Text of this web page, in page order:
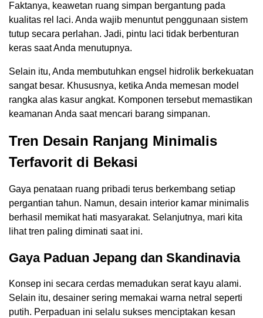
Faktanya, keawetan ruang simpan bergantung pada
kualitas rel laci. Anda wajib menuntut penggunaan sistem
tutup secara perlahan. Jadi, pintu laci tidak berbenturan
keras saat Anda menutupnya.
Selain itu, Anda membutuhkan engsel hidrolik berkekuatan
sangat besar. Khususnya, ketika Anda memesan model
rangka alas kasur angkat. Komponen tersebut memastikan
keamanan Anda saat mencari barang simpanan.
Tren Desain Ranjang Minimalis
Terfavorit di Bekasi
Gaya penataan ruang pribadi terus berkembang setiap
pergantian tahun. Namun, desain interior kamar minimalis
berhasil memikat hati masyarakat. Selanjutnya, mari kita
lihat tren paling diminati saat ini.
Gaya Paduan Jepang dan Skandinavia
Konsep ini secara cerdas memadukan serat kayu alami.
Selain itu, desainer sering memakai warna netral seperti
putih. Perpaduan ini selalu sukses menciptakan kesan